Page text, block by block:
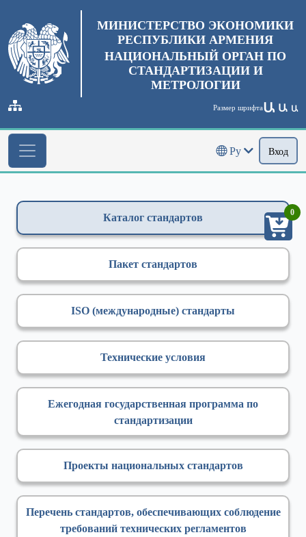
МИНИСТЕРСТВО ЭКОНОМИКИ
РЕСПУБЛИКИ АРМЕНИЯ
НАЦИОНАЛЬНЫЙ ОРГАН ПО
СТАНДАРТИЗАЦИИ И
МЕТРОЛОГИИ
Размер шрифтаԱ Ա Ա
Ру Вход
Каталог стандартов
Пакет стандартов
ISO (международные) стандарты
Технические условия
Ежегодная государственная программа по
стандартизации
Проекты национальных стандартов
Перечень стандартов, обеспечивающих соблюдение
требований технических регламентов
0